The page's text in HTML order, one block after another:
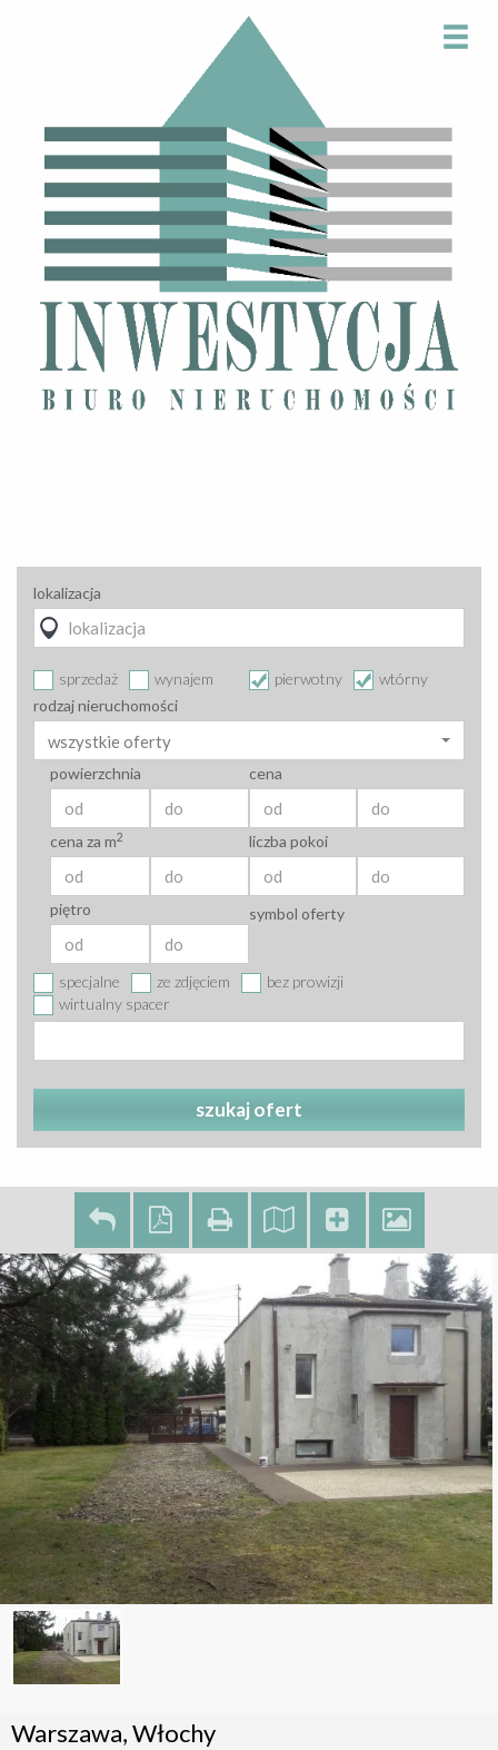
lokalizacja
sprzedaż wynajem pierwotny
wtórny
rodzaj nieruchomości
wszystkie oferty
powierzchnia cena
cena za m2 liczba pokoi
piętro
specjalne ze zdjęciem
bez prowizji
wirtualny spacer
symbol oferty
szukaj ofert
Warszawa, Włochy